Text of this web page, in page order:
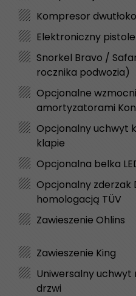
Kompresor
Elektroniczny
Snorkel Bravo /
rocznika podwozia)
Opcjonalne
amortyzatorami
Opcjonalny uchwyt
klapie
Opcjonalna belka
Opcjonalny zderzak
homologacją TÜV
Zawieszenie Ohlins
Zawieszenie King
Uniwersalny
drzwi